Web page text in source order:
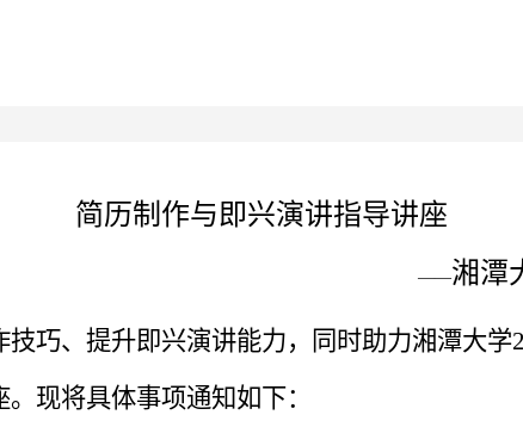
简历制作与即兴演讲指导讲座
——湘潭
巧、提升即兴演讲能力，同时助力湘潭大学
现将具体事项通知如下：